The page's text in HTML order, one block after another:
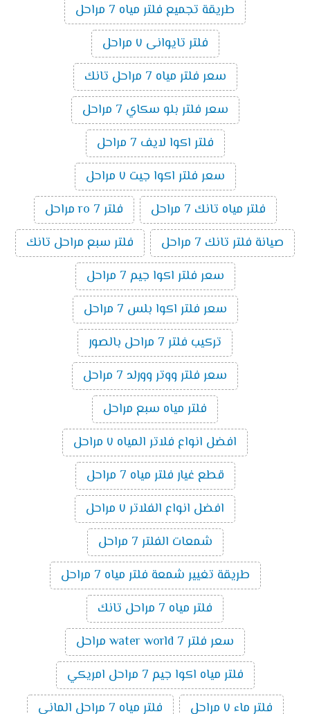
طريقة تجميع فلتر مياه 7 مراحل
فلتر تايوانى ٧ مراحل
سعر فلتر مياه 7 مراحل تانك
سعر فلتر بلو سكاي 7 مراحل
فلتر اكوا لايف 7 مراحل
سعر فلتر اكوا جيت ٧ مراحل
فلتر مياه تانك 7 مراحل
فلتر ro 7 مراحل
صيانة فلتر تانك 7 مراحل
فلتر سبع مراحل تانك
سعر فلتر اكوا جيم 7 مراحل
سعر فلتر اكوا بلس 7 مراحل
تركيب فلتر 7 مراحل بالصور
سعر فلتر ووتر وورلد 7 مراحل
فلتر مياه سبع مراحل
افضل انواع فلاتر المياه ٧ مراحل
قطع غيار فلتر مياه 7 مراحل
افضل انواع الفلاتر ٧ مراحل
شمعات الفلتر 7 مراحل
طريقة تغيير شمعة فلتر مياه 7 مراحل
فلتر مياه 7 مراحل تانك
سعر فلتر water world 7 مراحل
فلتر مياه اكوا جيم 7 مراحل امريكي
فلتر ماء ٧ مراحل
فلتر مياه 7 مراحل الماني